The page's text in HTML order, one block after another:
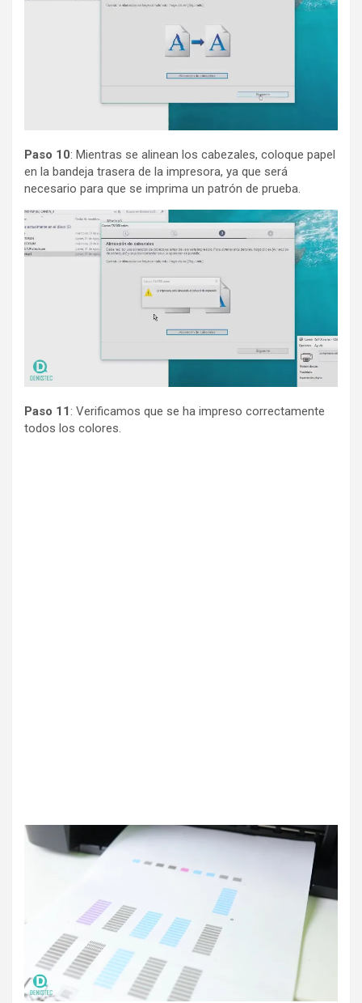
Paso 10: Mientras se alinean los cabezales, coloque papel
en la bandeja trasera de la impresora, ya que será
necesario para que se imprima un patrón de prueba.
Paso 11: Verificamos que se ha impreso correctamente
todos los colores.